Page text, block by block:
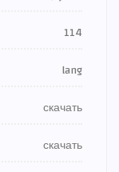
114
lang
скачать
скачать